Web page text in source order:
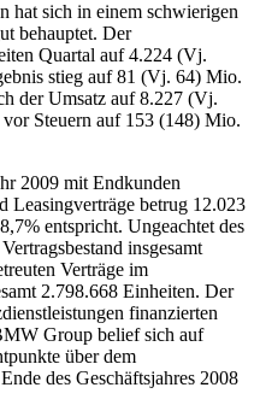
hat sich in einem schwierigen
behauptet. Der
Quartal auf 4.224 (Vj.
stieg auf 81 (Vj. 64) Mio.
der Umsatz auf 8.227 (Vj.
Steuern auf 153 (148) Mio.
2009 mit Endkunden
Leasingverträge betrug 12.023
entspricht. Ungeachtet des
insgesamt
Verträge im
2.798.668 Einheiten. Der
finanzierten
Group belief sich auf
über dem
des Geschäftsjahres 2008